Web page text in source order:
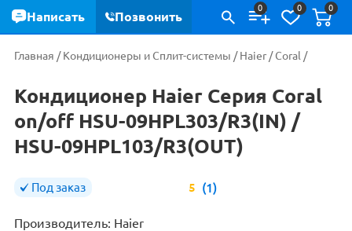
0 0 0
Главная /Кондиционеры и Сплит-системы /Haier /Coral /
Кондиционер Haier Серия Coral
on/off HSU-09HPL303/R3(IN) /
HSU-09HPL103/R3(OUT)
Под заказ 5 (1)
Производитель: Haier
Написать Позвонить